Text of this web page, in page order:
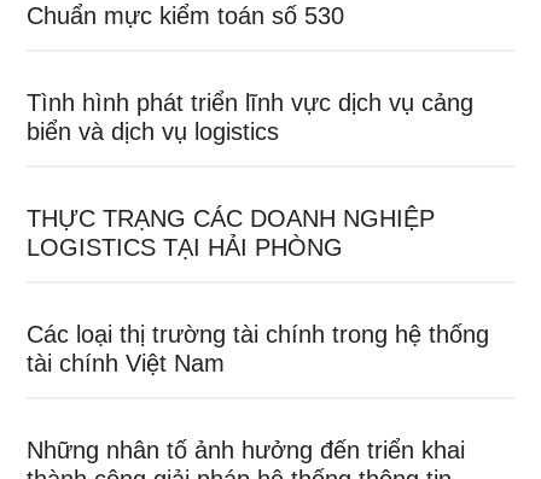
Chuẩn mực kiểm toán số 530
Tình hình phát triển lĩnh vực dịch vụ cảng
biển và dịch vụ logistics
THỰC TRẠNG CÁC DOANH NGHIỆP
LOGISTICS TẠI HẢI PHÒNG
Các loại thị trường tài chính trong hệ thống
tài chính Việt Nam
Những nhân tố ảnh hưởng đến triển khai